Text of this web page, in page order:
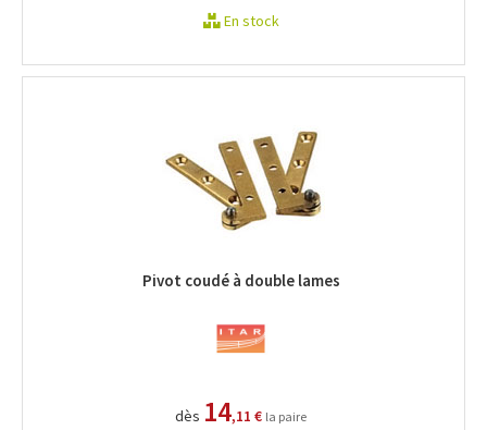
En stock
Pivot coudé à double lames
dès 14,11 € la paire